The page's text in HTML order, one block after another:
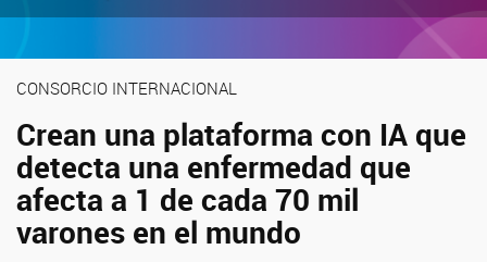
CONSORCIO INTERNACIONAL
Crean una plataforma con IA que
detecta una enfermedad que
afecta a 1 de cada 70 mil
varones en el mundo